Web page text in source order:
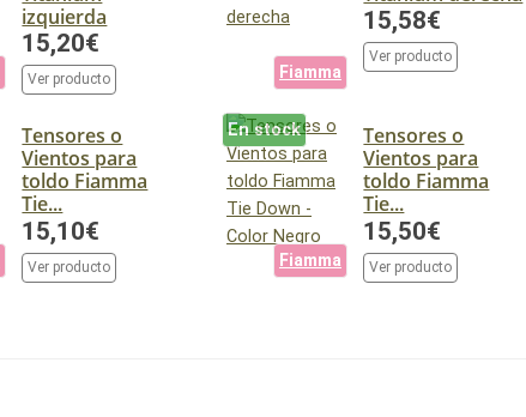
izquierda
15,20€
Ver producto Fiamma
15,58€
Ver producto
Tensores o
Vientos para
toldo Fiamma
Tie...
15,10€
Ver producto
En stock
Fiamma
Tensores o
Vientos para
toldo Fiamma
Tie...
15,50€
Ver producto